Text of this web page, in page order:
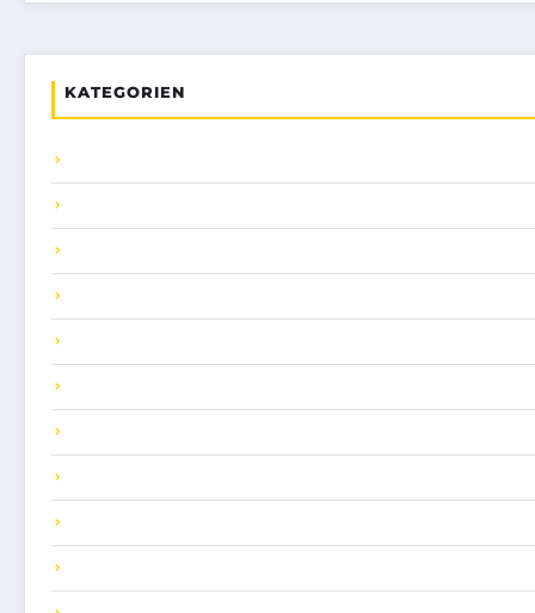
KATEGORIEN